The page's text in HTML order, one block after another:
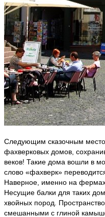
Следующим сказочным
фахверковых домов,
веков! Такие дома вошли в
слово «фахверк»
Наверное, именно на фермах
Несущие балки для таких
хвойных пород.
смешанными с глиной